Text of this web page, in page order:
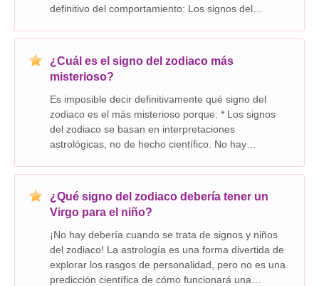
definitivo del comportamiento: Los signos del
momento del nacimiento de una persona, y aunque
pueden
¿Cuál es el signo del zodiaco más
misterioso?
Es imposible decir definitivamente qué signo del
zodiaco es el más misterioso porque: * Los signos
del zodiaco se basan en interpretaciones
astrológicas, no de hecho científico. No hay
signo específico es inherentemente más misterioso
¿Qué signo del zodiaco debería tener un
Virgo para el niño?
¡No hay debería cuando se trata de signos y niños
del zodiaco! La astrología es una forma divertida de
explorar los rasgos de personalidad, pero no es una
predicción científica de cómo funcionará una